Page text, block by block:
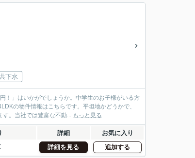
下水
！」はいかがでしょうか。中学生のお子様がいる方
の物件情報はこちらです。平坦地かどうかで、
す。当社では豊富な不動... もっと見る
詳細 お気に入り
詳細を見る 追加する